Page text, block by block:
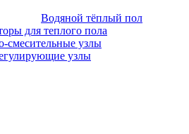
Водяной тёплый пол
для теплого пола
смесительные узлы
узлы